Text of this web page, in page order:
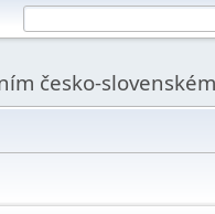
česko-